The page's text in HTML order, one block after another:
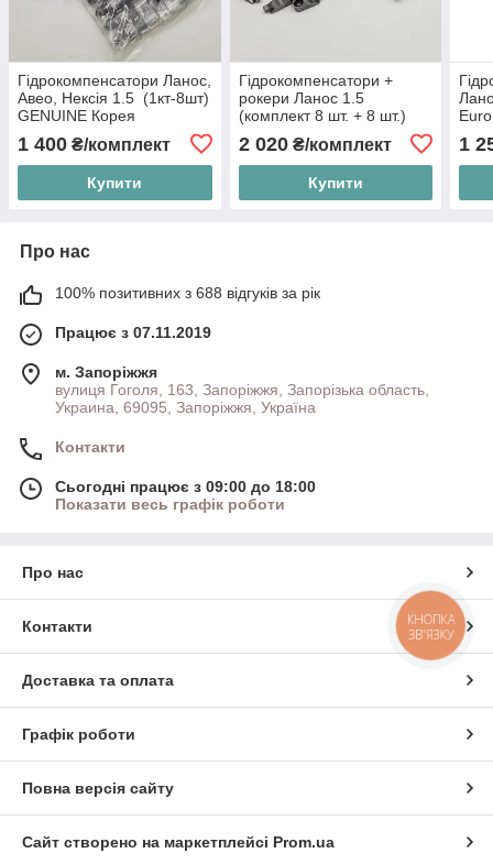
Гідрокомпенсатори Ланос,
Авео, Нексія 1.5 (1кт-8шт)
GENUINE Корея
1 400 ₴/комплект
Купити
Гідрокомпенсатори +
рокери Ланос 1.5
(комплект 8 шт. + 8 шт.)
2 020₴/комплект
Купити
1
Про нас
100% позитивних з 688 відгуків за рік
Працює з 07.11.2019
м. Запоріжжя
вулиця Гоголя, 163, Запоріжжя, Запорізька область,
Украина, 69095, Запоріжжя, Україна
Контакти
Сьогодні працює з 09:00 до 18:00
Показати весь графік роботи
Про нас
Контакти
Доставка та оплата
Графік роботи
Повна версія сайту
Сайт створено на маркетплейсі Prom.ua
КНОПКА
ЗВ'ЯЗКУ